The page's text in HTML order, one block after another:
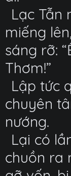
Lạc Tẫn
miếng
sáng rỡ:
Thơm!”
Lập tức
chuyên
nướng.
Lại có
chuồn ra